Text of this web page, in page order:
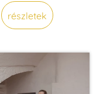
részletek